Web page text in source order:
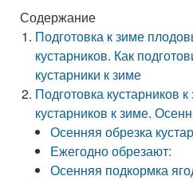
Содержание
Подготовка к зиме
кустарников. Как
кустарники к зиме
Подготовка кустарников
кустарников к зиме.
Осенняя обрезка
Ежегодно обрезают:
Осенняя подкормка